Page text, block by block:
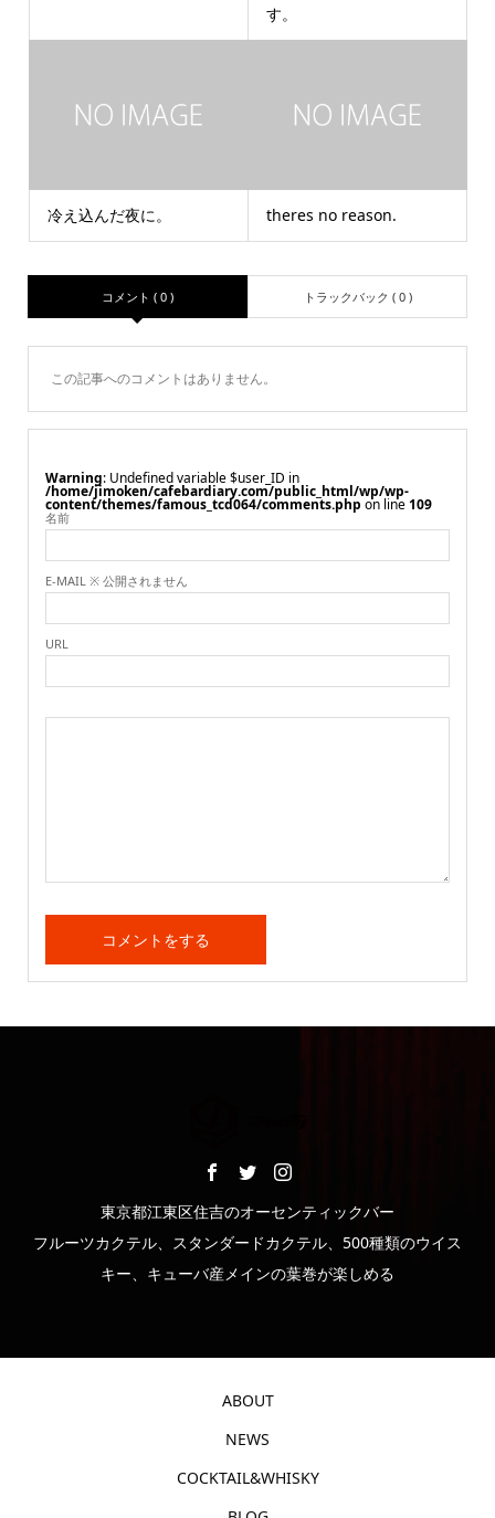
す。
冷え込んだ夜に。 theres no reason.
コメント ( 0 ) トラックバック ( 0 )
この記事へのコメントはありません。
Warning : Undefined variable $user_ID in
/home/jimoken/cafebardiary.com/public_html/wp/wp-
content/themes/famous_tcd064/comments.php on line109
名前
E-MAIL ※ 公開されません
URL
東京都江東区住吉のオーセンティックバー
フルーツカクテル、スタンダードカクテル、500種類のウイス
キー、キューバ産メインの葉巻が楽しめる
ABOUT
NEWS
COCKTAIL&WHISKY